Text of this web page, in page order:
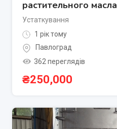
растительного масла
Устаткування
1 рік тому
Павлоград
362 переглядів
₴250,000